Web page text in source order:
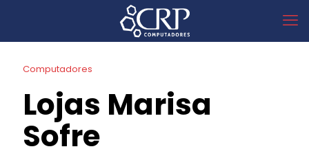
Computadores
Lojas Marisa
Sofre